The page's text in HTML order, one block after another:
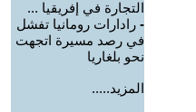
التجارة في إفريقيا ...
- رادارات رومانيا تفشل
في رصد مسيرة اتجهت
نحو بلغاريا
المزيد.....